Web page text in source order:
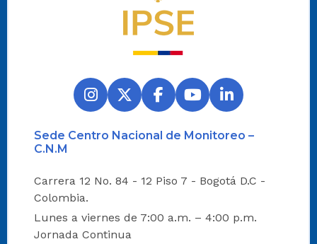
Sede Centro Nacional de Monitoreo –
C.N.M
Carrera 12 No. 84 - 12 Piso 7 - Bogotá D.C -
Colombia.
Lunes a viernes de 7:00 a.m. – 4:00 p.m.
Jornada Continua